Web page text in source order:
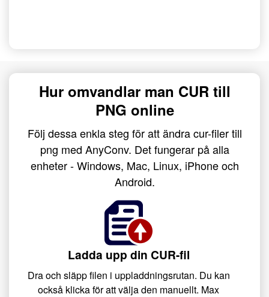
Hur omvandlar man CUR till
PNG online
Följ dessa enkla steg för att ändra cur-filer till
png med AnyConv. Det fungerar på alla
enheter - Windows, Mac, Linux, iPhone och
Android.
Ladda upp din CUR-fil
Dra och släpp filen i uppladdningsrutan. Du kan
också klicka för att välja den manuellt. Max